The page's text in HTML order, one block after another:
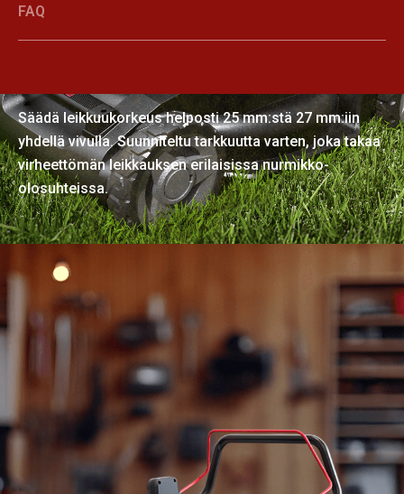
FAQ
Säädä leikkuukorkeus helposti 25 mm:stä 27 mm:iin
yhdellä vivulla. Suunniteltu tarkkuutta varten, joka takaa
virheettömän leikkauksen erilaisissa nurmikko-
olosuhteissa.